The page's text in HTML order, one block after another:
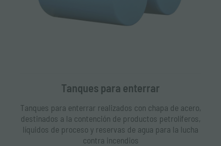
Tanques para enterrar
Tanques para enterrar realizados con chapa de acero,
destinados a la contención de productos petrolíferos,
líquidos de proceso y reservas de agua para la lucha
contra incendios